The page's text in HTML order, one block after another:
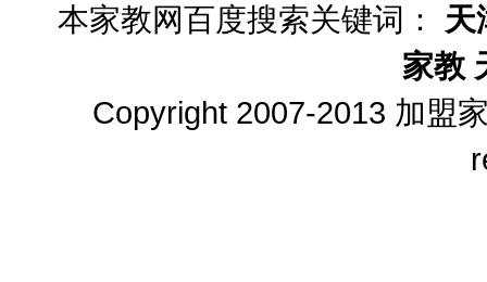
本家教网百度搜索关键词： 天
家教
Copyright 2007-2013 加盟